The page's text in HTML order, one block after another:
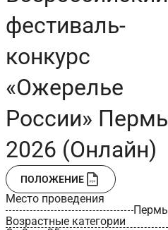
фестиваль-
конкурс
«Ожерелье
России» Пермь
2026 (Онлайн)
ПОЛОЖЕНИЕ
Место проведения
Пермь
Возрастные категории